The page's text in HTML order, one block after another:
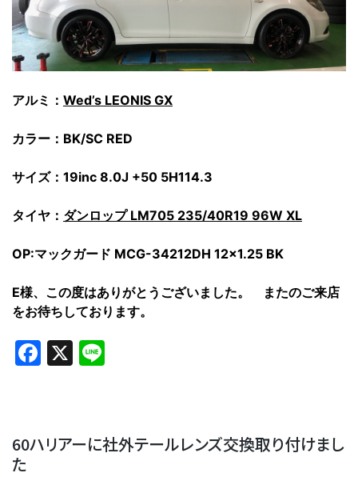
アルミ： Wed’s LEONIS GX
カラー：BK/SC RED
サイズ：19inc 8.0J +50 5H114.3
タイヤ： ダンロップ LM705 235/40R19 96W XL
OP:マックガード MCG-34212DH 12×1.25 BK
E様、この度はありがとうございました。 またのご来店
をお待ちしております。
Facebook
X
60ハリアーに社外テールレンズ交換取り付けまし
た